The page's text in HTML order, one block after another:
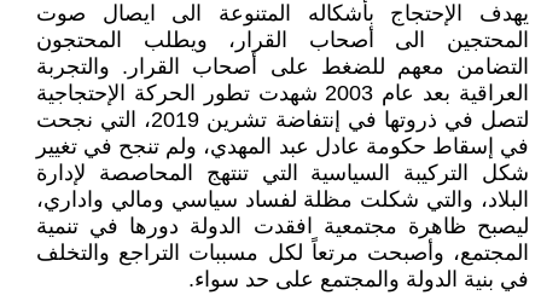
يهدف الإحتجاج بأشكاله المتنوعة الى ايصال صوت
المحتجين الى أصحاب القرار، ويطلب المحتجون
التضامن معهم للضغط على أصحاب القرار. والتجربة
العراقية بعد عام 2003 شهدت تطور الحركة الإحتجاجية
لتصل في ذروتها في إنتفاضة تشرين 2019، التي نجحت
في إسقاط حكومة عادل عبد المهدي، ولم تنجح في تغيير
شكل التركيبة السياسية التي تنتهج المحاصصة لإدارة
البلاد، والتي شكلت مظلة لفساد سياسي ومالي واداري،
ليصبح ظاهرة مجتمعية افقدت الدولة دورها في تنمية
المجتمع، وأصبحت مرتعاً لكل مسببات التراجع والتخلف
في بنية الدولة والمجتمع على حد سواء.